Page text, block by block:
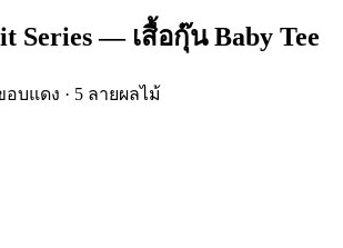
Series — เสื้อกุ๊น Baby Tee
อบแดง · 5 ลายผลไม้